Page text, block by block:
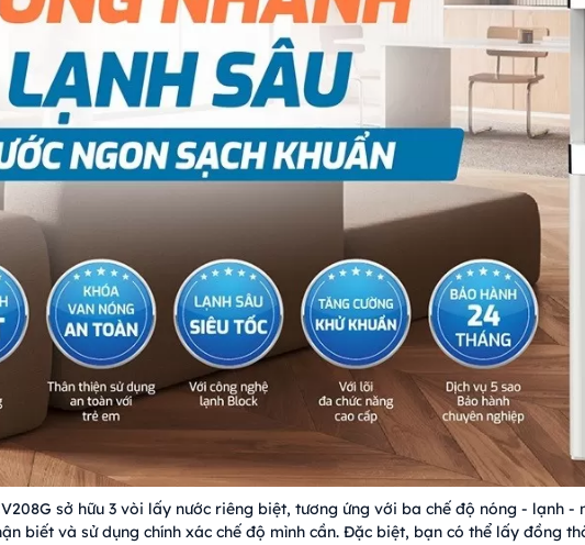
sở hữu 3 vòi lấy nước riêng biệt, tương ứng với ba chế độ nóng - lạnh
biết và sử dụng chính xác chế độ mình cần. Đặc biệt, bạn có thể lấy đồng